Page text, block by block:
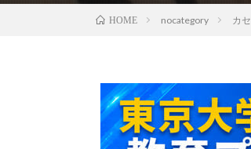
HOME nocategory カ